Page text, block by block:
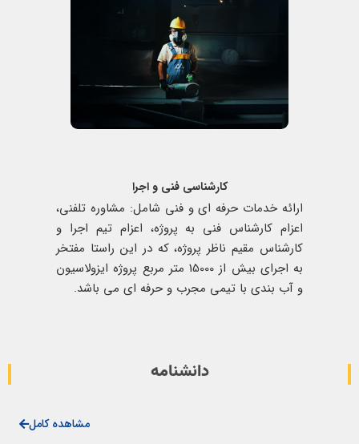
کارشناسی فنی و اجرا
ارائه خدمات حرفه ای و فنی شامل: مشاوره تلفنی،
اعزام کارشناس فنی به پروژه، اعزام تیم اجرا و
کارشناس مقیم ناظر پروژه، که در این راستا مفتخر
به اجرای بیش از 15000 متر مربع پروژه ایزولاسیون
و آب بندی با تیمی مجرب و حرفه ای می باشد.
دانشنامه
مشاهده کامل